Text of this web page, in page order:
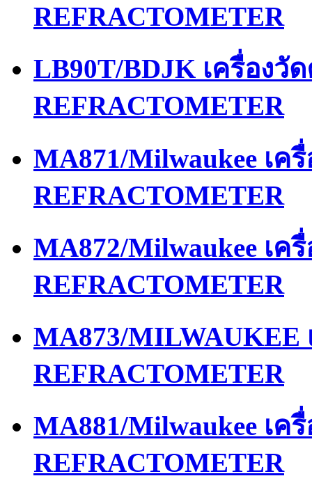
REFRACTOMETER
LB90T/BDJK เครื่องวั
REFRACTOMETER
MA871/Milwaukee เ
REFRACTOMETER
MA872/Milwaukee เค
REFRACTOMETER
MA873/MILWAUKEE
REFRACTOMETER
MA881/Milwaukee เค
REFRACTOMETER